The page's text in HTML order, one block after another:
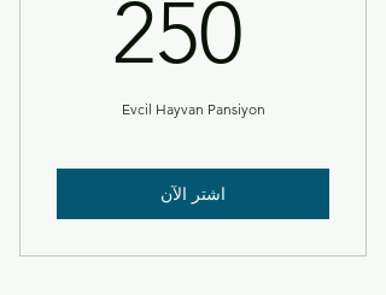
250
Evcil Hayvan Pansiyon
اشتر الآن